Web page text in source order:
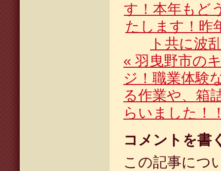
す！本年もど
たします！昨
ト共に波
« 羽曳野市の
ジ！職業体験
る作業や、箱
らいました！
コメントを書
この記事につ